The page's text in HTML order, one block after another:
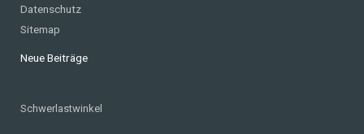
Datenschutz
Sitemap
Neue Beiträge
Schwerlastwinkel